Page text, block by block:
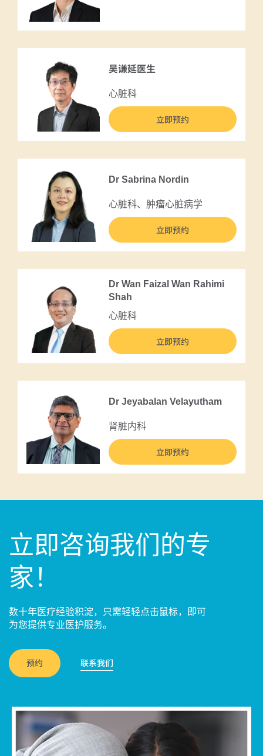
吴谦延医生
心脏科
立即预约
Dr Sabrina Nordin
心脏科、肿瘤心脏病学
立即预约
Dr Wan Faizal Wan Rahimi
Shah
心脏科
立即预约
Dr Jeyabalan Velayutham
肾脏内科
立即预约
立即咨询我们的专
家！
数十年医疗经验积淀，只需轻轻点击鼠标，即可
为您提供专业医护服务。
预约 联系我们